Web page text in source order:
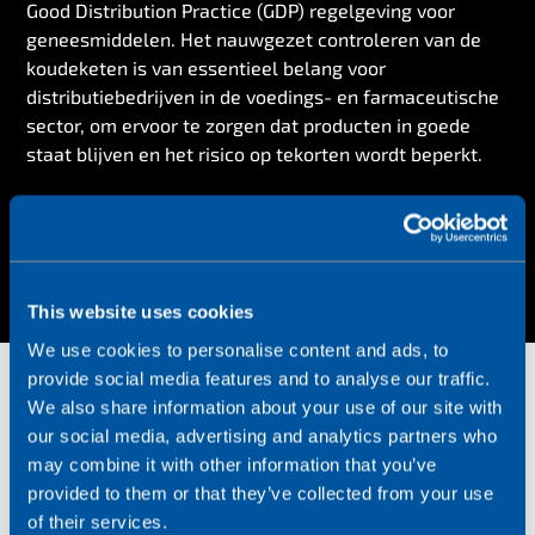
This website uses cookies
We use cookies to personalise content and ads, to
provide social media features and to analyse our traffic.
We also share information about your use of our site with
our social media, advertising and analytics partners who
may combine it with other information that you’ve
provided to them or that they’ve collected from your use
of their services.
Good Distribution Practice (GDP) regelgeving voor
geneesmiddelen. Het nauwgezet controleren van de
koudeketen is van essentieel belang voor
distributiebedrijven in de voedings- en farmaceutische
sector, om ervoor te zorgen dat producten in goede
staat blijven en het risico op tekorten wordt beperkt.